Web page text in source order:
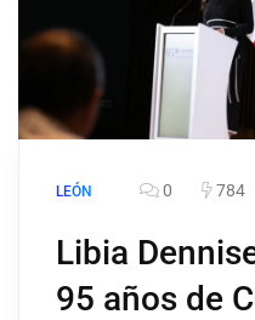
LEÓN 0 784
Libia
95 años de